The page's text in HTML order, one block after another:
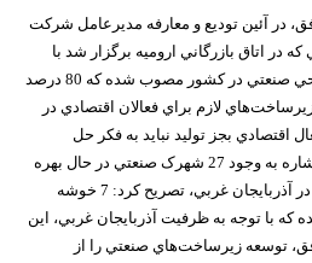
در آئين توديع و معارفه مديرعامل شرکت
در اتاق بازرگاني اروميه برگزار شد با
اشاره به اينکه 1096 شهرک و نواحي صنعتي در کشور مصوب شده که 80 درصد
لازم براي فعالان اقتصادي در
اقتصادي بجز توليد نبايد به فکر حل
مشکلات زيرساختي باشد. وي با اشاره به وجود 27 شهرک صنعتي در حال بهره
برداري با 1323 واحد صنعتي فعال در آذربايجان غربي، تصريح کرد: 7 خوشه
با توجه به ظرفيت آذربايجان غربي، اين
توسعه زيرساخت‌هاي صنعتي را از